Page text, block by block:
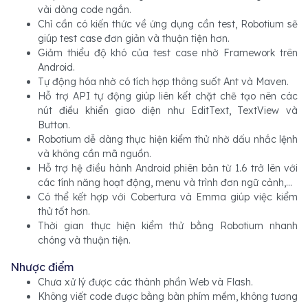
vài dòng code ngắn.
Chỉ cần có kiến thức về ứng dụng cần test, Robotium sẽ
giúp test case đơn giản và thuận tiện hơn.
Giảm thiểu độ khó của test case nhờ Framework trên
Android.
Tự động hóa nhờ có tích hợp thông suốt Ant và Maven.
Hỗ trợ API tự động giúp liên kết chặt chẽ tạo nên các
nút điều khiển giao diện như EditText, TextView và
Button.
Robotium dễ dàng thực hiện kiểm thử nhờ dấu nhắc lệnh
và không cần mã nguồn.
Hỗ trợ hệ điều hành Android phiên bản từ 1.6 trở lên với
các tính năng hoạt động, menu và trình đơn ngữ cảnh,...
Có thể kết hợp với Cobertura và Emma giúp việc kiểm
thử tốt hơn.
Thời gian thực hiện kiểm thử bằng Robotium nhanh
chóng và thuận tiện.
Nhược điểm
Chưa xử lý được các thành phần Web và Flash.
Không viết code được bằng bàn phím mềm, không tương